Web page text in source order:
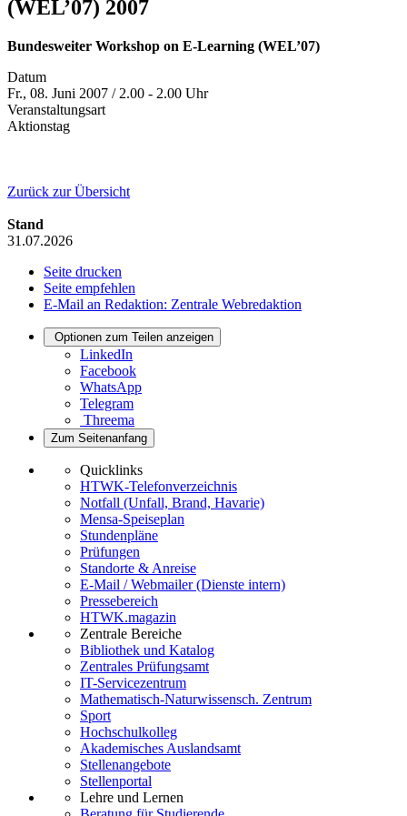
(WEL’07) 2007
Bundesweiter Workshop on E-Learning (WEL’07)
Datum
Fr., 08. Juni 2007 / 2.00 - 2.00 Uhr
Veranstaltungsart
Aktionstag
Zurück zur Übersicht
Stand
31.07.2026
Seite drucken
Seite empfehlen
E-Mail an Redaktion: Zentrale Webredaktion
Optionen zum Teilen anzeigen
LinkedIn
Facebook
WhatsApp
Telegram
Threema
Zum Seitenanfang
Quicklinks
HTWK-Telefonverzeichnis
Notfall (Unfall, Brand, Havarie)
Mensa-Speiseplan
Stundenpläne
Prüfungen
Standorte & Anreise
E-Mail / Webmailer (Dienste intern)
Pressebereich
HTWK.magazin
Zentrale Bereiche
Bibliothek und Katalog
Zentrales Prüfungsamt
IT-Servicezentrum
Mathematisch-Naturwissensch. Zentrum
Sport
Hochschulkolleg
Akademisches Auslandsamt
Stellenangebote
Stellenportal
Lehre und Lernen